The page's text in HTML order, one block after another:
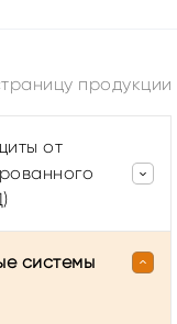
продукции
от
системы